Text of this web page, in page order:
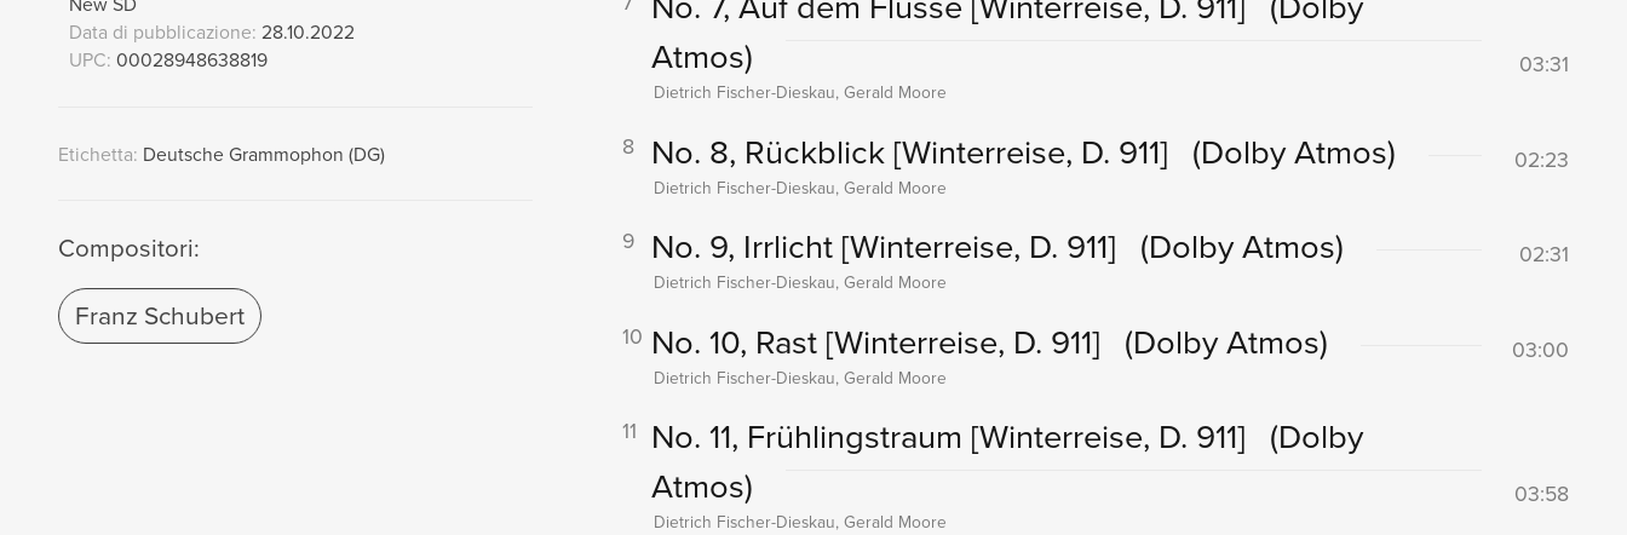
Data di pubblicazione: 28.10.2022
UPC: 00028948638819
Etichetta: Deutsche Grammophon (DG)
Compositori:
Franz Schubert
Atmos)
03:31
Dietrich Fischer-Dieskau, Gerald Moore
8 No. 8, Rückblick [Winterreise, D. 911] (Dolby Atmos) 02:23
Dietrich Fischer-Dieskau, Gerald Moore
9 No. 9, Irrlicht [Winterreise, D. 911] (Dolby Atmos) 02:31
Dietrich Fischer-Dieskau, Gerald Moore
10 No. 10, Rast [Winterreise, D. 911] (Dolby Atmos) 03:00
Dietrich Fischer-Dieskau, Gerald Moore
11 No. 11, Frühlingstraum [Winterreise, D. 911] (Dolby
Atmos)
03:58
Dietrich Fischer-Dieskau, Gerald Moore